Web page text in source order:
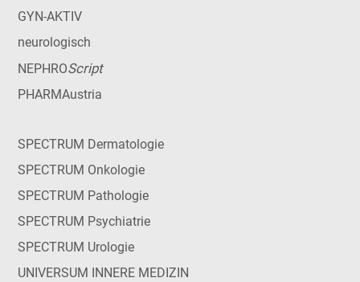
GYN-AKTIV
neurologisch
NEPHROScript
PHARMAustria
SPECTRUM Dermatologie
SPECTRUM Onkologie
SPECTRUM Pathologie
SPECTRUM Psychiatrie
SPECTRUM Urologie
UNIVERSUM INNERE MEDIZIN